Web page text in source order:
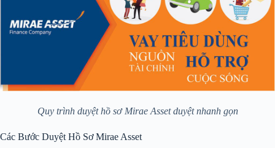
Quy trình duyệt hồ sơ Mirae Asset duyệt nhanh gọn
Các Bước Duyệt Hồ Sơ Mirae Asset